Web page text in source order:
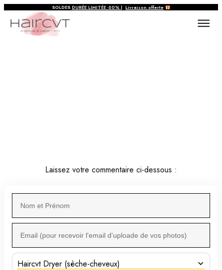
SOLDES DURÉE LIMITÉE-50% | Livraison offerte
Laissez votre commentaire ci-dessous :
Haircvt Dryer (sèche-cheveux)